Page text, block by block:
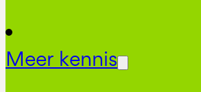
Meer kennis